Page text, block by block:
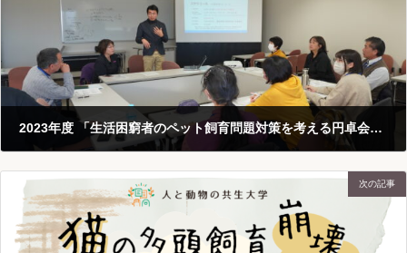
2023年度 「生活困窮者のペット飼育問題対策を考える円卓会議」（第3回）を開催しました
2024-01-08
次の記事